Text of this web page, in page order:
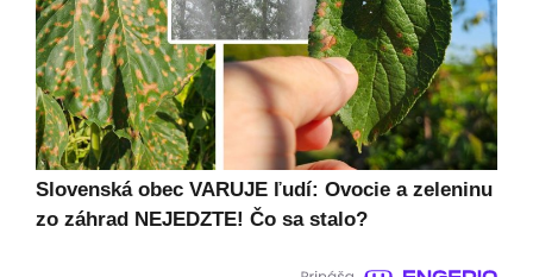
Slovenská obec VARUJE ľudí: Ovocie a zeleninu
zo záhrad NEJEDZTE! Čo sa stalo?